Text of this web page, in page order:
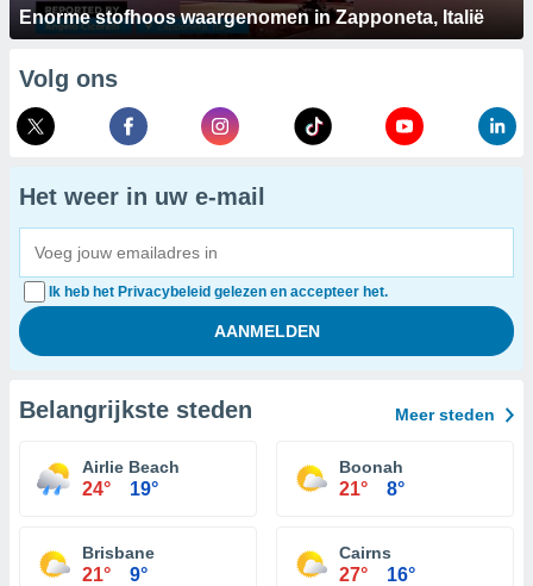
Enorme stofhoos waargenomen in Zapponeta, Italië
Volg ons
Het weer in uw e-mail
Ik heb het Privacybeleid gelezen en accepteer het.
Belangrijkste steden Meer steden
Airlie Beach
24° 19°
Boonah
21° 8°
Brisbane
21° 9°
Cairns
27° 16°